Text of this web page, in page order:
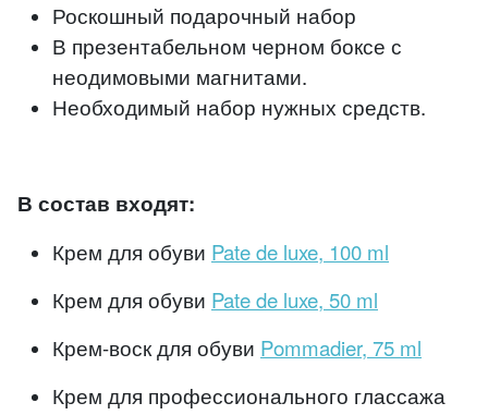
Роскошный подарочный набор
В презентабельном черном боксе с
неодимовыми магнитами.
Необходимый набор нужных средств.
В состав входят:
Крем для обуви Pate de luxe, 100 ml
Крем для обуви Pate de luxe, 50 ml
Крем-воск для обуви Pommadier, 75 ml
Крем для профессионального глассажа